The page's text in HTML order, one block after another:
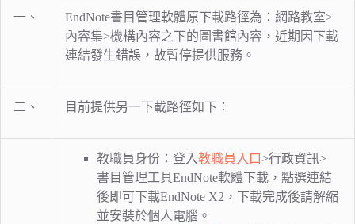
一、
EndNote書目管理軟體原下載路徑為：網路教室>
內容集>機構內容之下的圖書館內容，近期因下載
連結發生錯誤，故暫停提供服務。
二、 目前提供另一下載路徑如下：
教職員身份：登入教職員入口 >行政資訊>
書目管理工具EndNote軟體下載 ，點選連結
後即可下載EndNote X2，下載完成後請解縮
並安裝於個人電腦。